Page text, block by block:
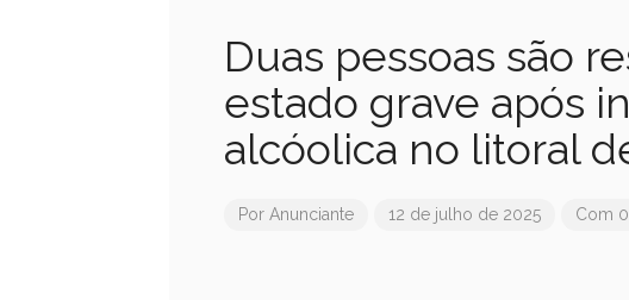
Duas pessoas são
estado grave após
alcóolica no litoral
Por Anunciante 12 de julho de 2025 Com